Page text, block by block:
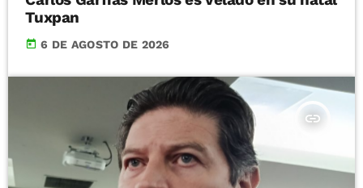
Tuxpan
today 6 DE AGOSTO DE 2026
insert_link